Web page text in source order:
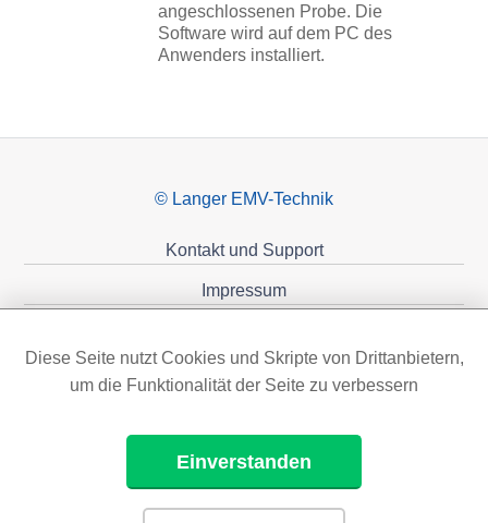
angeschlossenen Probe. Die
Software wird auf dem PC des
Anwenders installiert.
© Langer EMV-Technik
Kontakt und Support
Impressum
Diese Seite nutzt Cookies und Skripte von Drittanbietern,
um die Funktionalität der Seite zu verbessern
Einverstanden